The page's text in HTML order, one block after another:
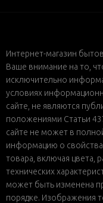
Интернет-магазин
Ваше внимание на то,
исключительно
условиях
сайте, не являются
положениями Статьи
сайте не может в
информацию о
товара, включая
технических
может быть изменена
порядке. Изображения